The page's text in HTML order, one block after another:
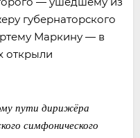
губернаторского
Маркину — в
открыли
пути дирижёра
симфонического